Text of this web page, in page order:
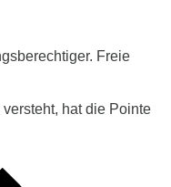
Freie
versteht, hat die Pointe